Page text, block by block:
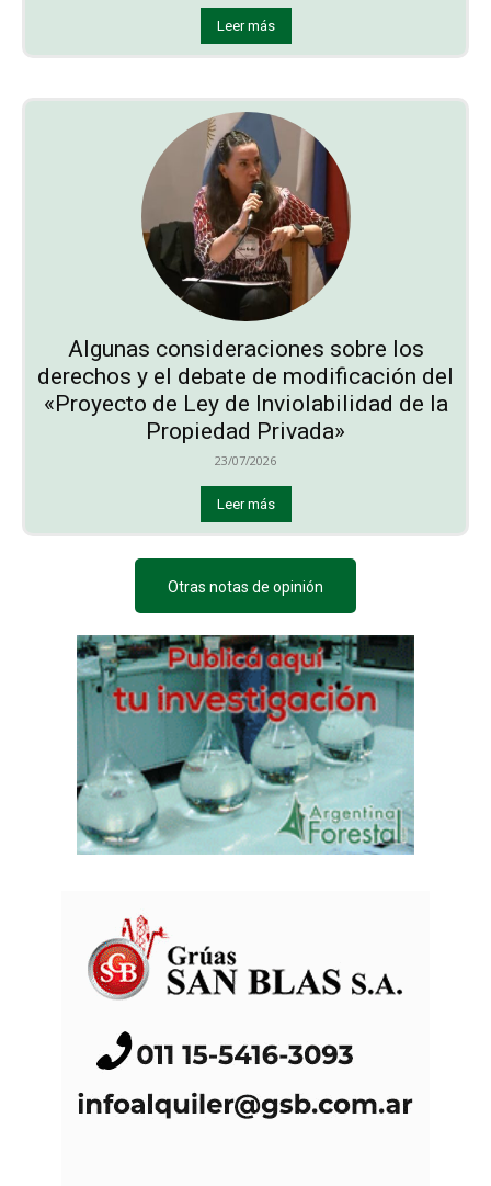
Leer más
Algunas consideraciones sobre los
derechos y el debate de modificación del
«Proyecto de Ley de Inviolabilidad de la
Propiedad Privada»
23/07/2026
Leer más
Otras notas de opinión